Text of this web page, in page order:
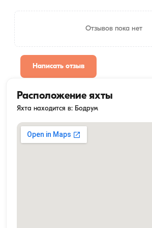
Отзывов пока нет
Написать отзыв
Расположение яхты
Яхта находится в: Бодрум